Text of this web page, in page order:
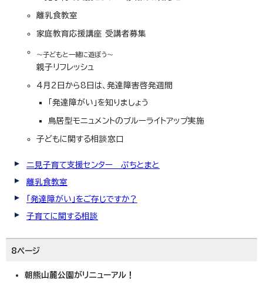
離乳食教室
家庭教育応援講座 受講者募集
～子どもと一緒に遊ぼう～
親子リフレッシュ
4月2日から8日は、発達障害啓発週間
「発達障がい」を知りましょう
鳥居型モニュメントのブルーライトアップ実施
子どもに関する相談窓口
二見子育て支援センター ぷちとまと
離乳食教室
「発達障がい」をご存じですか？
子育てに関する相談
8ページ
朝熊山麓公園がリニューアル！